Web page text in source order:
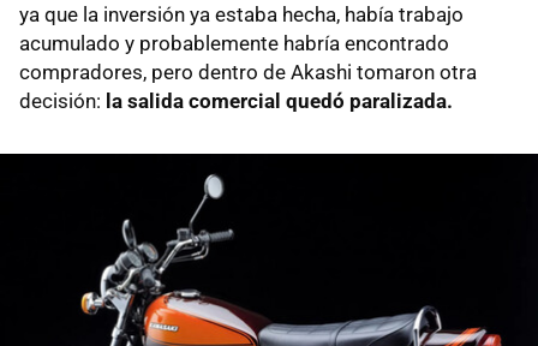
ya que la inversión ya estaba hecha, había trabajo
acumulado y probablemente habría encontrado
compradores, pero dentro de Akashi tomaron otra
decisión: la salida comercial quedó paralizada.